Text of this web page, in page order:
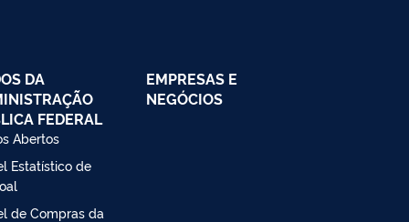
DA
FEDERAL
Abertos
Estatístico de
de Compras da
EMPRESAS E
NEGÓCIOS